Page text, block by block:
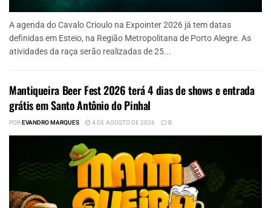
A agenda do Cavalo Crioulo na Expointer 2026 já tem datas
definidas em Esteio, na Região Metropolitana de Porto Alegre. As
atividades da raça serão realizadas de 25...
Mantiqueira Beer Fest 2026 terá 4 dias de shows e entrada
grátis em Santo Antônio do Pinhal
POREVANDRO MARQUES 4 DE AGOSTO DE 2026 0